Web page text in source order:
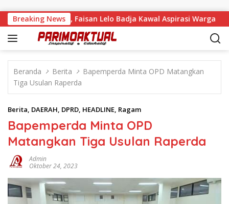
Breaking News
Tandaigi, Faisan Lelo Badja Kawal Aspirasi Warga
Beranda Berita
Bapemperda Minta OPD Matangkan
Tiga Usulan Raperda
Berita, DAERAH, DPRD, HEADLINE, Ragam
Bapemperda Minta OPD
Matangkan Tiga Usulan Raperda
Admin
Oktober 24, 2023